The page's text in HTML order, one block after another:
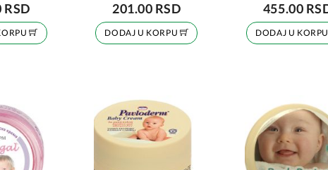
RSD 201.00 RSD
DODAJ U KORPU
455.00
DODAJ U KORPU